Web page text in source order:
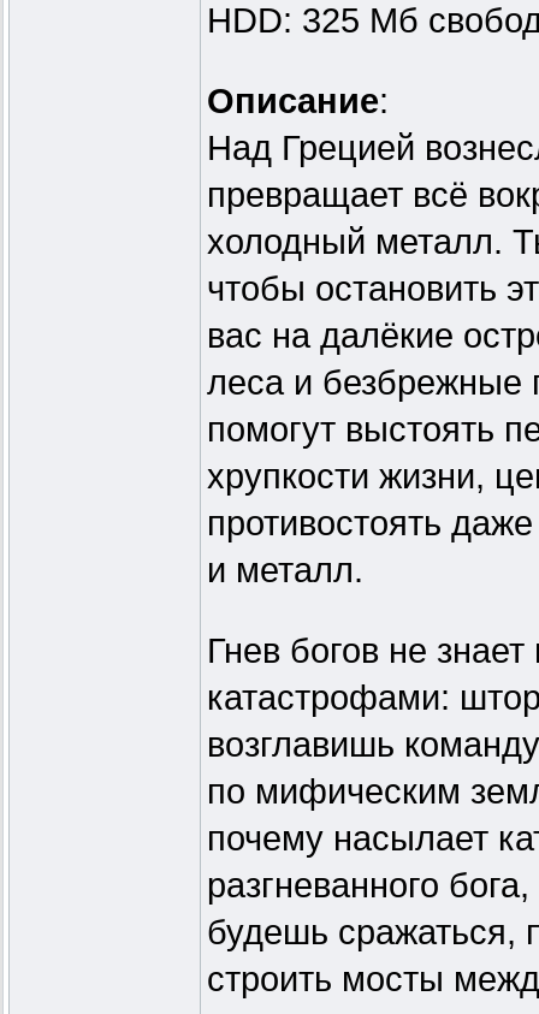
HDD: 325 Мб
Описание:
Над Грецией
превращает всё
холодный металл.
чтобы остановить
вас на далёкие
леса и безбрежные
помогут выстоять
хрупкости жизни,
противостоять
и металл.
Гнев богов не
катастрофами:
возглавишь
по мифическим
почему насылает
разгневанного
будешь сражаться,
строить мосты